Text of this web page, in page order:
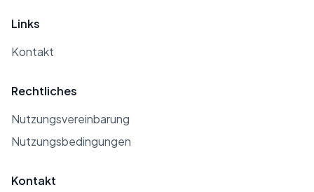
Links
Kontakt
Rechtliches
Nutzungsvereinbarung
Nutzungsbedingungen
Kontakt